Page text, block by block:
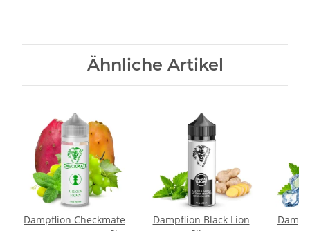
Ähnliche Artikel
Dampflion Checkmate
Dampflion Black Lion